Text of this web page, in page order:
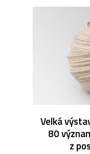
Velká
80
z